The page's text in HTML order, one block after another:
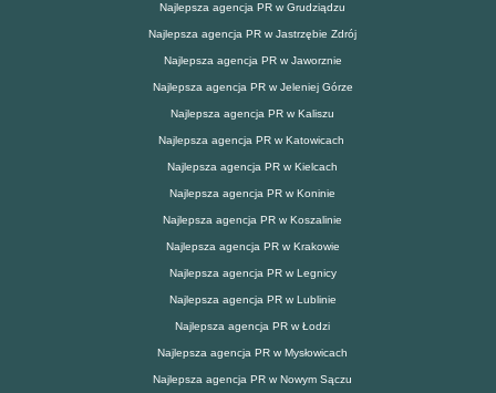
Najlepsza agencja PR w Grudziądzu
Najlepsza agencja PR w Jastrzębie Zdrój
Najlepsza agencja PR w Jaworznie
Najlepsza agencja PR w Jeleniej Górze
Najlepsza agencja PR w Kaliszu
Najlepsza agencja PR w Katowicach
Najlepsza agencja PR w Kielcach
Najlepsza agencja PR w Koninie
Najlepsza agencja PR w Koszalinie
Najlepsza agencja PR w Krakowie
Najlepsza agencja PR w Legnicy
Najlepsza agencja PR w Lublinie
Najlepsza agencja PR w Łodzi
Najlepsza agencja PR w Mysłowicach
Najlepsza agencja PR w Nowym Sączu